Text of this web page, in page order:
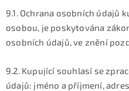
9.1. Ochrana osobních údajů
osobou, je poskytována
osobních údajů, ve znění
9.2. Kupující souhlasí se
údajů: jméno a příjmení,